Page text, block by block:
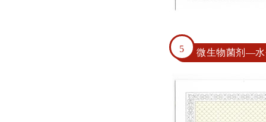
5 微生物菌剂—